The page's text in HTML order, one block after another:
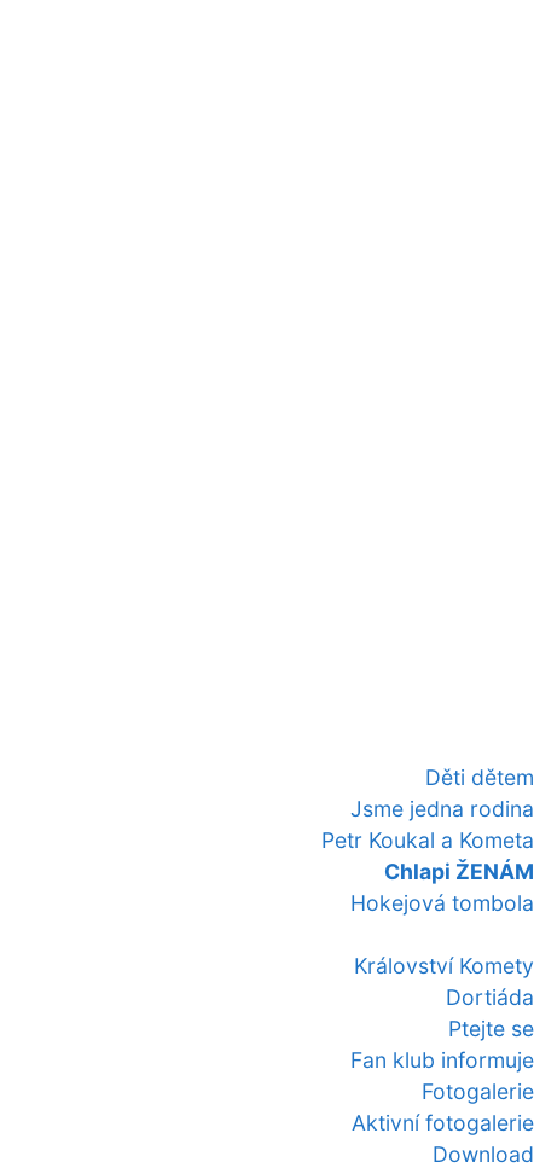
Děti dětem
Jsme jedna rodina
Petr Koukal a Kometa
Chlapi ŽENÁM
Hokejová tombola
Království Komety
Dortiáda
Ptejte se
Fan klub informuje
Fotogalerie
Aktivní fotogalerie
Download